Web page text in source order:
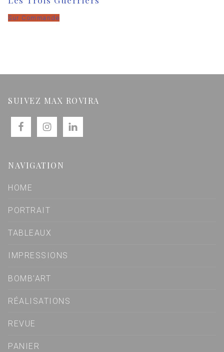
Sur Commande
SUIVEZ MAX ROVIRA
NAVIGATION
HOME
PORTRAIT
TABLEAUX
IMPRESSIONS
BOMB’ART
RÉALISATIONS
REVUE
PANIER